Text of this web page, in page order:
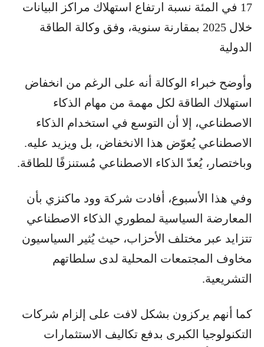
17 في المئة نسبة ارتفاع استهلاك مراكز البيانات
خلال 2025 بمقارنة سنوية، وفق وكالة الطاقة
الدولية
وأوضح خبراء الوكالة أنه على الرغم من انخفاض
استهلاك الطاقة لكل مهمة من مهام الذكاء
الاصطناعي، إلا أن التوسع في استخدام الذكاء
الاصطناعي يُعوّض هذا الانخفاض، بل ويزيد عليه.
وباختصار، يُعدّ الذكاء الاصطناعي مُستنزفًا للطاقة.
وفي هذا الأسبوع، أفادت شركة وود ماكنزي بأن
المعارضة السياسية لمطوري الذكاء الاصطناعي
تتزايد عبر مختلف الأحزاب، حيث يُثير السياسيون
مخاوف المجتمعات المحلية لدى سلطاتهم
التشريعية.
كما أنهم يركزون بشكل لافت على إلزام شركات
التكنولوجيا الكبرى بدفع تكاليف الاستثمارات